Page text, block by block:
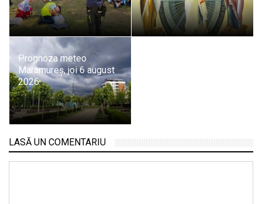
Prognoza meteo
Maramureș, joi 6 august
2026
LASĂ UN COMENTARIU